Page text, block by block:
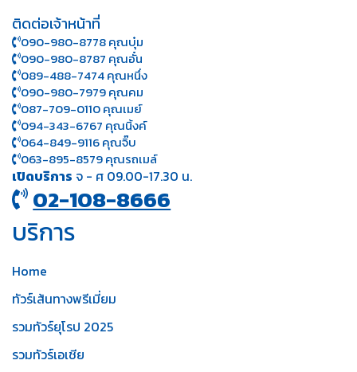
ติดต่อเจ้าหน้าที่
090-980-8778 คุณบุ๋ม
090-980-8787 คุณอั๋น
089-488-7474 คุณหนึ่ง
090-980-7979 คุณคม
087-709-0110 คุณเมย์
094-343-6767 คุณนิ้งค์
064-849-9116 คุณจิ๊บ
063-895-8 579คุณรถเมล์
เปิดบริการ จ - ศ 09.00-17.30 น.
02-108-8666
บริการ
Home
ทัวร์เส้นทางพรีเมี่ยม
รวมทัวร์ยุโรป 2025
รวมทัวร์เอเชีย